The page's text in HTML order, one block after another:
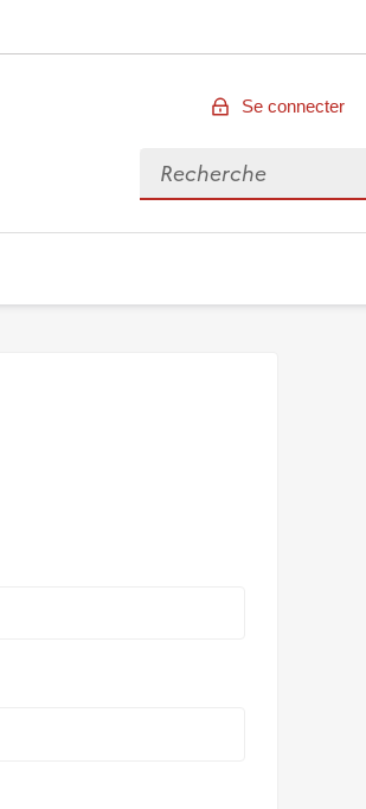
Se connecter
Rechercher des données